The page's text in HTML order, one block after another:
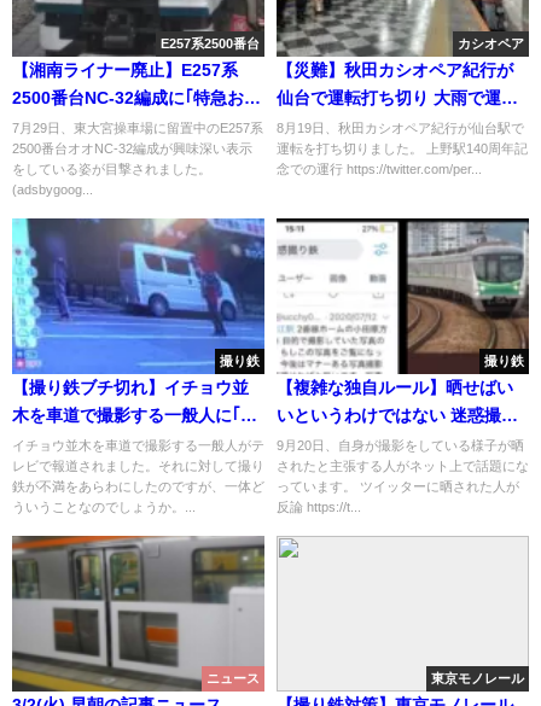
E257系2500番台
【湘南ライナー廃止】E257系
2500番台NC-32編成に｢特急おだ
わら｣表示が
7月29日、東大宮操車場に留置中のE257系
2500番台オオNC-32編成が興味深い表示
をしている姿が目撃されました。
(adsbygoog...
カシオペア
【災難】秋田カシオペア紀行が
仙台で運転打ち切り 大雨で運転
見合わせ 撮り鉄乱入で緊急停車
も
8月19日、秋田カシオペア紀行が仙台駅で
運転を打ち切りました。 上野駅140周年記
念での運行 https://twitter.com/per...
撮り鉄
【撮り鉄ブチ切れ】イチョウ並
木を車道で撮影する一般人に｢な
んで俺らだけ叩かれるんだ｣
イチョウ並木を車道で撮影する一般人がテ
レビで報道されました。それに対して撮り
鉄が不満をあらわにしたのですが、一体ど
ういうことなのでしょうか。...
撮り鉄
【複雑な独自ルール】晒せばい
いというわけではない 迷惑撮り
鉄に遭遇したらどうすればいい
のか 実際に晒された側が反論
9月20日、自身が撮影をしている様子が晒
されたと主張する人がネット上で話題にな
っています。 ツイッターに晒された人が
反論 https://t...
ニュース 東京モノレール